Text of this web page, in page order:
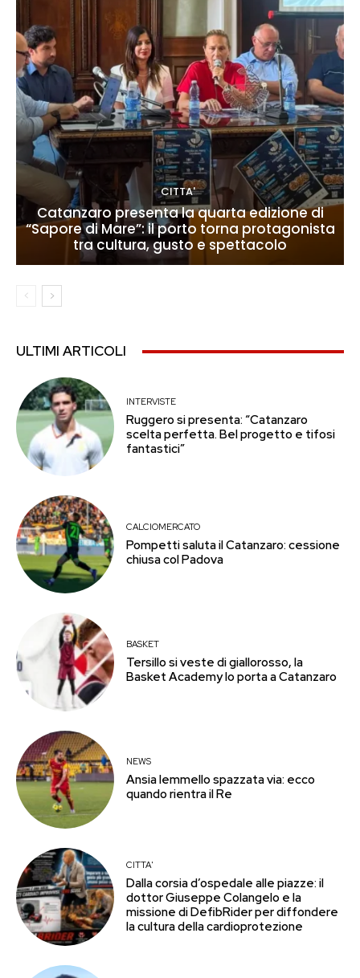
CITTA'
Catanzaro presenta la quarta edizione di
“Sapore di Mare”: il porto torna protagonista
tra cultura, gusto e spettacolo
ULTIMI ARTICOLI
INTERVISTE
Ruggero si presenta: “Catanzaro
scelta perfetta. Bel progetto e tifosi
fantastici”
CALCIOMERCATO
Pompetti saluta il Catanzaro: cessione
chiusa col Padova
BASKET
Tersillo si veste di giallorosso, la
Basket Academy lo porta a Catanzaro
NEWS
Ansia Iemmello spazzata via: ecco
quando rientra il Re
CITTA'
Dalla corsia d’ospedale alle piazze: il
dottor Giuseppe Colangelo e la
missione di DefibRider per diffondere
la cultura della cardioprotezione